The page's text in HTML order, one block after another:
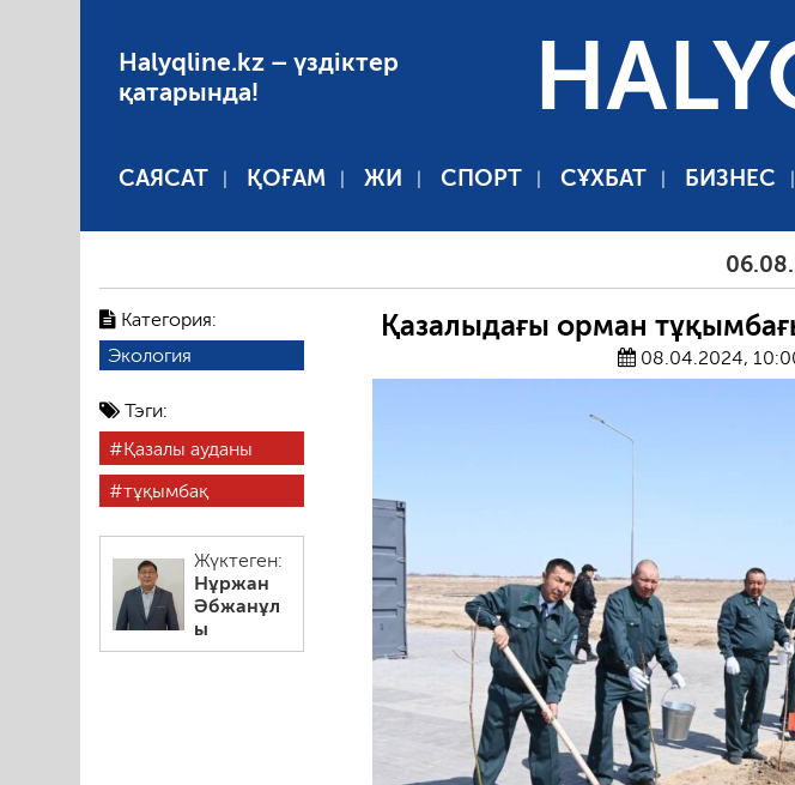
Halyqline.kz – үздіктер
қатарында!
САЯСАТ ҚОҒАМ ЖИ СПОРТ СҰХБАТ БИЗНЕС
06.08.2026
Категория:
Экология
Тэги:
Қазалы ауданы
тұқымбақ
Жүктеген:
Нұржан
Әбжанұл
ы
Қазалыдағы орман
08.04.2024,